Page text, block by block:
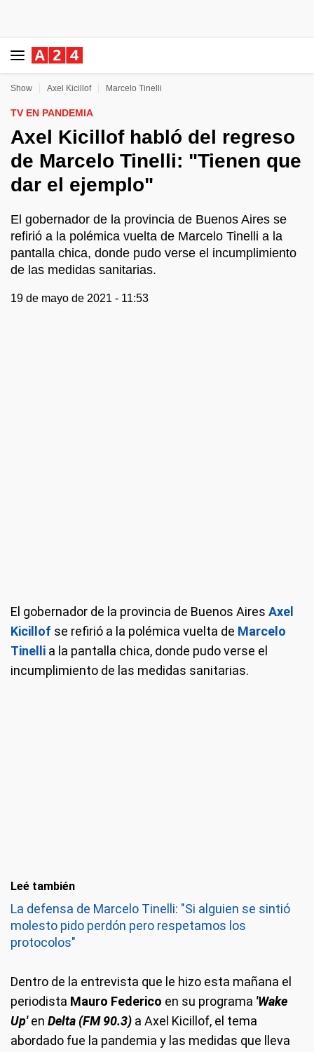
Show Axel Kicillof Marcelo Tinelli
TV EN PANDEMIA
Axel Kicillof habló del regreso
de Marcelo Tinelli: "Tienen que
dar el ejemplo"
El gobernador de la provincia de Buenos Aires se
refirió a la polémica vuelta de Marcelo Tinelli a la
pantalla chica, donde pudo verse el incumplimiento
de las medidas sanitarias.
19 de mayo de 2021 - 11:53
El gobernador de la provincia de Buenos Aires Axel
Kicillof se refirió a la polémica vuelta de Marcelo
Tinelli a la pantalla chica, donde pudo verse el
incumplimiento de las medidas sanitarias.
Leé también
La defensa de Marcelo Tinelli: "Si alguien se sintió
molesto pido perdón pero respetamos los
protocolos"
Dentro de la entrevista que le hizo esta mañana el
periodista Mauro Federico en su programa 'Wake
Up'en Delta (FM 90.3) a Axel Kicillof, el tema
abordado fue la pandemia y las medidas que lleva